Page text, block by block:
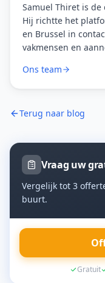
Samuel Thiret is de
Hij richtte het
en Brussel in
vakmensen en
Ons team
Terug naar blog
Vraag uw
Vergelijk tot 3
buurt.
Gratuit